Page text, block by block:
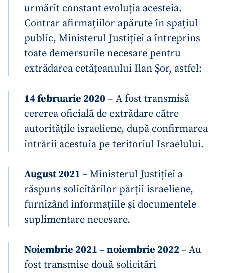
urmărit constant evoluția acesteia.
Contrar afirmațiilor apărute în spațiul
public, Ministerul Justiției a întreprins
toate demersurile necesare pentru
extrădarea cetățeanului Ilan Șor, astfel:
14 februarie 2020– A fost transmisă
cererea oficială de extrădare către
autoritățile israeliene, după confirmarea
intrării acestuia pe teritoriul Israelului.
August 2021– Ministerul Justiției a
răspuns solicitărilor părții israeliene,
furnizând informațiile și documentele
suplimentare necesare.
Noiembrie 2021 – noiembrie 2022– Au
fost transmise două solicitări